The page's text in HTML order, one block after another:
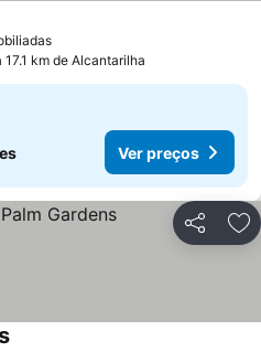
Ver preços
17.1 km de Alcantarilha
Ver preços
Partilhar